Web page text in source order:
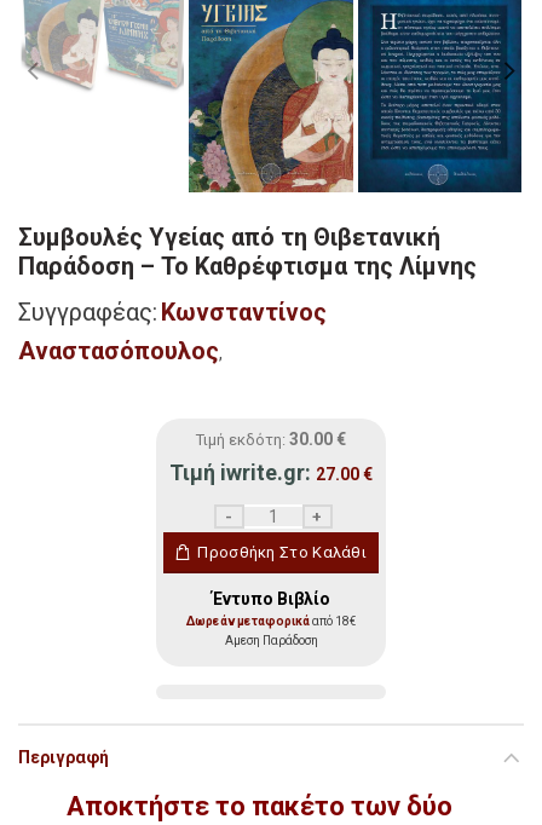
Συμβουλές Υγείας από τη Θιβετανική
Παράδοση – To Καθρέφτισμα της Λίμνης
Συγγραφέας: Κωνσταντίνος
Αναστασόπουλος,
Τιμή εκδότη: 30.00 €
Τιμή iwrite.gr: 27.00€
Προσθήκη Στο Καλάθι
Έντυπο Βιβλίο
Δωρεάν μεταφορικάαπό 18€
Αμεση Παράδοση
Περιγραφή
Αποκτήστε το πακέτο των δύο